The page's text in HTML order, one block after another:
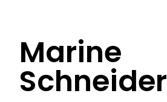
Marine
Schneider